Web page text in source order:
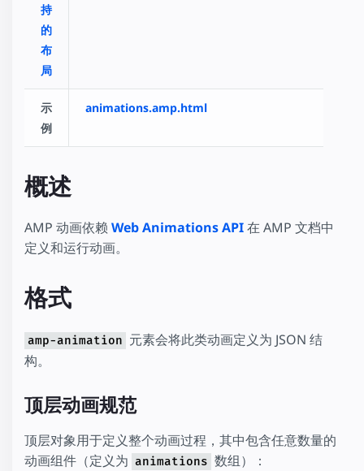
持
的
布
局
示
例
animations.amp.html
概述
AMP 动画依赖 Web Animations API在 AMP 文档中
定义和运行动画。
格式
amp-animation 元素会将此类动画定义为 JSON 结
构。
顶层动画规范
顶层对象用于定义整个动画过程，其中包含任意数量的
动画组件（定义为 animations 数组）：